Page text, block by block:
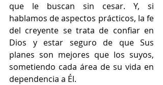
que le buscan sin cesar. Y, si
hablamos de aspectos prácticos, la fe
del creyente se trata de confiar en
Dios y estar seguro de que Sus
planes son mejores que los suyos,
sometiendo cada área de su vida en
dependencia a Él.